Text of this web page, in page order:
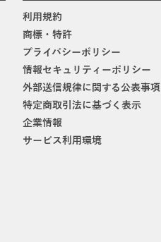
利用規約
商標・特許
プライバシーポリシー
情報セキュリティーポリシー
外部送信規律に関する公表事項
特定商取引法に基づく表示
企業情報
サービス利用環境